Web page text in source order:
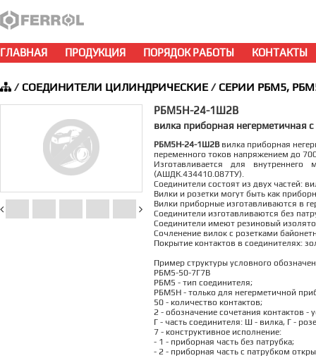
ГЛАВНАЯ ПРОДУКЦИЯ ПОРЯДОК РАБОТЫ КОНТАКТЫ
/ СОЕДИНИТЕЛИ ЦИЛИНДРИЧЕСКИЕ/ СЕРИИ РБМ5,
РБМ5Н-24-1Ш2В
вилка приборная негерметичная
РБМ5Н-24-1Ш2Ввилка приборная
переменного токов напряжением до
Изготавливается для
(АШДК.434410.087ТУ).
Соединители состоят из двух частей:
Вилки и розетки могут быть как
Вилки приборные изготавливаются в
Соединители изготавливаются без
Соединители имеют резиновый
Сочленение вилок с розетками
Покрытие контактов в соединителях:
Пример структуры условного
РБМ5-50-7Г7В
РБМ5 - тип соединителя;
РБМ5Н - только для негерметичной
50 - количество контактов;
2 - обозначение сочетания контактов -
Г - часть соединителя: Ш - вилка, Г -
7 - конструктивное исполнение:
- 1 - приборная часть без патрубка;
- 2 - приборная часть с патрубком